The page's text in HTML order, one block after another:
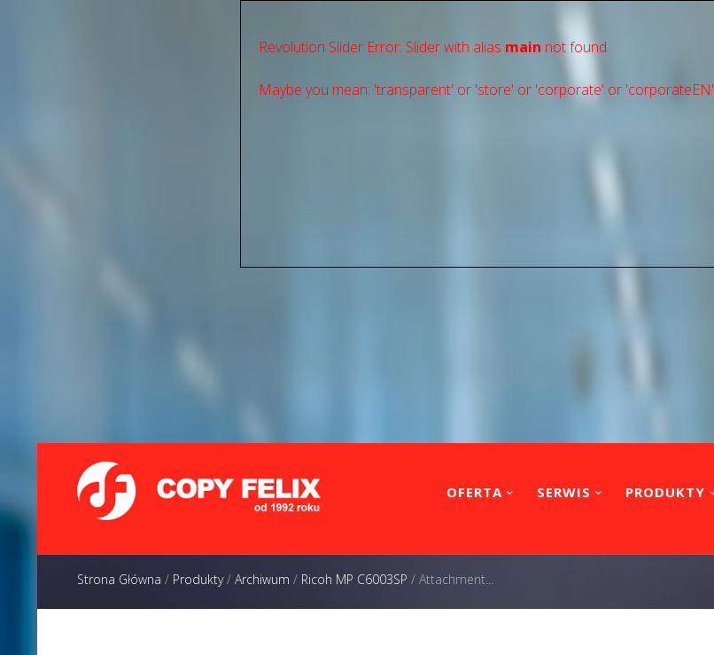
Revolution Slider Error: Slider with alias main not found.
Maybe you mean: 'transparent' or 'store' or 'сorporate' or 'corporateEN'
OFERTA SERWIS PRODUKTY
Strona Główna / Produkty/ Archiwum / Ricoh MP C6003SP / Attachment...